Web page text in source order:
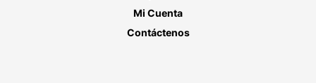
Mi Cuenta
Contáctenos